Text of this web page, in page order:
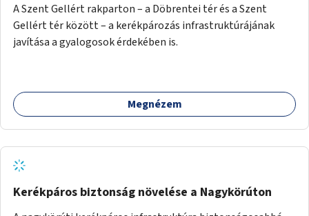
A Szent Gellért rakparton – a Döbrentei tér és a Szent
Gellért tér között – a kerékpározás infrastruktúrájának
javítása a gyalogosok érdekében is.
Megnézem
Kerékpáros biztonság növelése a Nagykörúton